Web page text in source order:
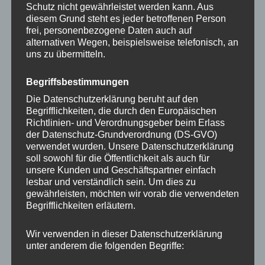
Die Handyketten sind die perfekte Ergänzung für
deinen Boho Look und dazu noch ein stimmiges
Accessoire. Das Grün der Handykette MAYA erinnert
uns an verzauberte Gärten und unberührte
Bandfarbe MAYA:Petrolblau-Beige Kordel mit
Anhänger & Quaste in Gold oder Silber
Basic Case:transparente Hülle mit Ringen in Gold
oder Silber
Die Boho Handykette MAYA ist ein Komplett-Set und
besteht aus Kordel und transparentem Case.
STRAP
Schutz nicht gewährleistet werden kann. Aus
diesem Grund steht es jeder betroffenen Person
frei, personenbezogene Daten auch auf
alternativen Wegen, beispielsweise telefonisch, an
uns zu übermitteln.
Begriffsbestimmungen
Die Datenschutzerklärung beruht auf den
Begrifflichkeiten, die durch den Europäischen
Richtlinien- und Verordnungsgeber beim Erlass
der Datenschutz-Grundverordnung (DS-GVO)
verwendet wurden. Unsere Datenschutzerklärung
soll sowohl für die Öffentlichkeit als auch für
unsere Kunden und Geschäftspartner einfach
lesbar und verständlich sein. Um dies zu
gewährleisten, möchten wir vorab die verwendeten
Begrifflichkeiten erläutern.
Wir verwenden in dieser Datenschutzerklärung
unter anderem die folgenden Begriffe: